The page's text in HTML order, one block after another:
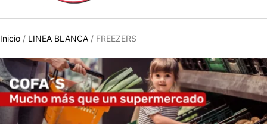
Inicio / LINEA BLANCA / FREEZERS